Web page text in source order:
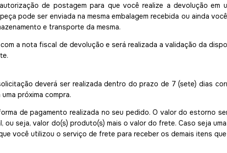
de postagem para que você realize a devolução em
pode ser enviada na mesma embalagem recebida ou ainda
e transporte da mesma.
a nota fiscal de devolução e será realizada a validação da
deverá ser realizada dentro do prazo de 7 (sete) dias
próxima compra.
de pagamento realizada no seu pedido. O valor do estorno
seja, valor do(s) produto(s) mais o valor do frete. Caso seja
você utilizou o serviço de frete para receber os demais itens